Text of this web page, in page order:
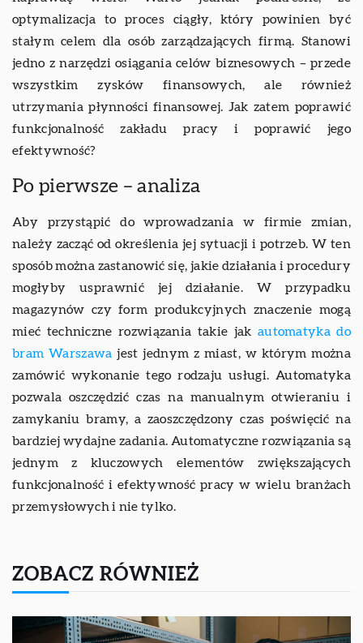
optymalizacja to proces ciągły, który powinien być
stałym celem dla osób zarządzających firmą. Stanowi
jedno z narzędzi osiągania celów biznesowych – przede
wszystkim zysków finansowych, ale również
utrzymania płynności finansowej. Jak zatem poprawić
funkcjonalność zakładu pracy i poprawić jego
efektywność?
Po pierwsze – analiza
Aby przystąpić do wprowadzania w firmie zmian,
należy zacząć od określenia jej sytuacji i potrzeb. W ten
sposób można zastanowić się, jakie działania i procedury
mogłyby usprawnić jej działanie. W przypadku
magazynów czy form produkcyjnych znaczenie mogą
mieć techniczne rozwiązania takie jak automatyka do
bram Warszawa jest jednym z miast, w którym można
zamówić wykonanie tego rodzaju usługi. Automatyka
pozwala oszczędzić czas na manualnym otwieraniu i
zamykaniu bramy, a zaoszczędzony czas poświęcić na
bardziej wydajne zadania. Automatyczne rozwiązania są
jednym z kluczowych elementów zwiększających
funkcjonalność i efektywność pracy w wielu branżach
przemysłowych i nie tylko.
ZOBACZ RÓWNIEŻ